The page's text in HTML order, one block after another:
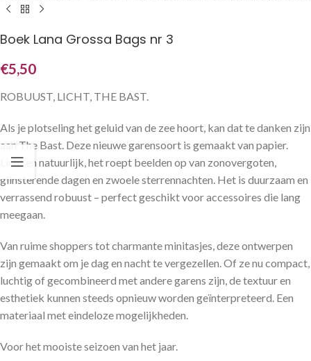
Boek Lana Grossa Bags nr 3
€5,50
ROBUUST, LICHT, THE BAST.
Als je plotseling het geluid van de zee hoort, kan dat te danken zijn
aan The Bast. Deze nieuwe garensoort is gemaakt van papier.
Licht en natuurlijk, het roept beelden op van zonovergoten,
glinsterende dagen en zwoele sterrennachten. Het is duurzaam en
verrassend robuust – perfect geschikt voor accessoires die lang
meegaan.
Van ruime shoppers tot charmante minitasjes, deze ontwerpen
zijn gemaakt om je dag en nacht te vergezellen. Of ze nu compact,
luchtig of gecombineerd met andere garens zijn, de textuur en
esthetiek kunnen steeds opnieuw worden geïnterpreteerd. Een
materiaal met eindeloze mogelijkheden.
Voor het mooiste seizoen van het jaar.